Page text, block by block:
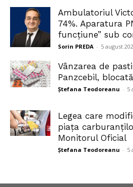
Ambulatoriul
74%. Aparatura
funcțiune” sub
Sorin PREDA - 5 august
Vânzarea de
Panzcebil, blocată
Ștefana Teodoreanu - 5
Legea care
piața
Monitorul Oficial
Ștefana Teodoreanu - 5